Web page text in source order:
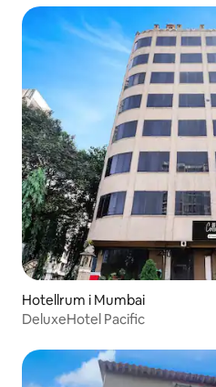
Hotellrum i Mumbai
DeluxeHotel Pacific